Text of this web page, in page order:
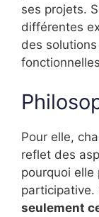
ses projets.
différentes
des
Pour elle,
reflet des
pourquoi elle
participative.
seulement